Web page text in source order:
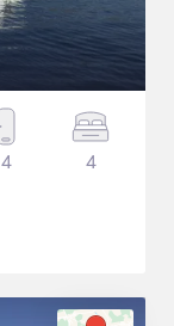
4 4